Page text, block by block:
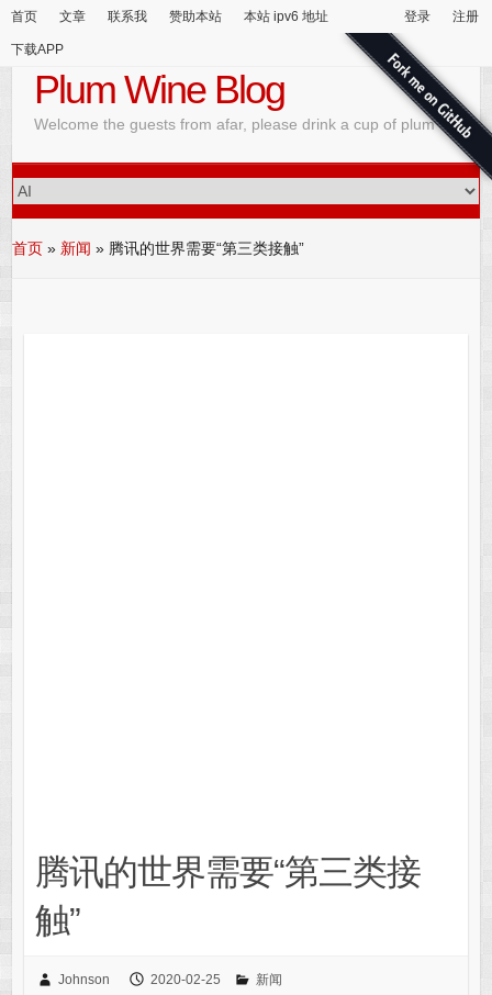
首页 文章 联系我 赞助本站 本站 ipv6 地址
下载APP
登录 注册
Plum Wine Blog
Welcome the guests from afar, please drink a cup of plum wine
首页 » 新闻 » 腾讯的世界需要“第三类接触”
腾讯的世界需要“第三类接
触”
Johnson 2020-02-25 新闻